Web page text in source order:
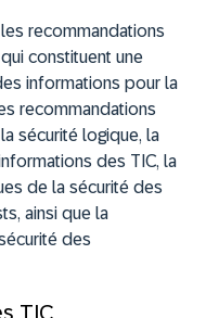
recommandations
constituent une
informations pour la
recommandations
sécurité logique, la
des TIC, la
de la sécurité des
ainsi que la
des
TIC